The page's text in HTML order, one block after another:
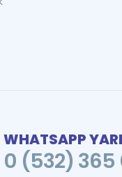
WHATSAPP
0 (532) 365